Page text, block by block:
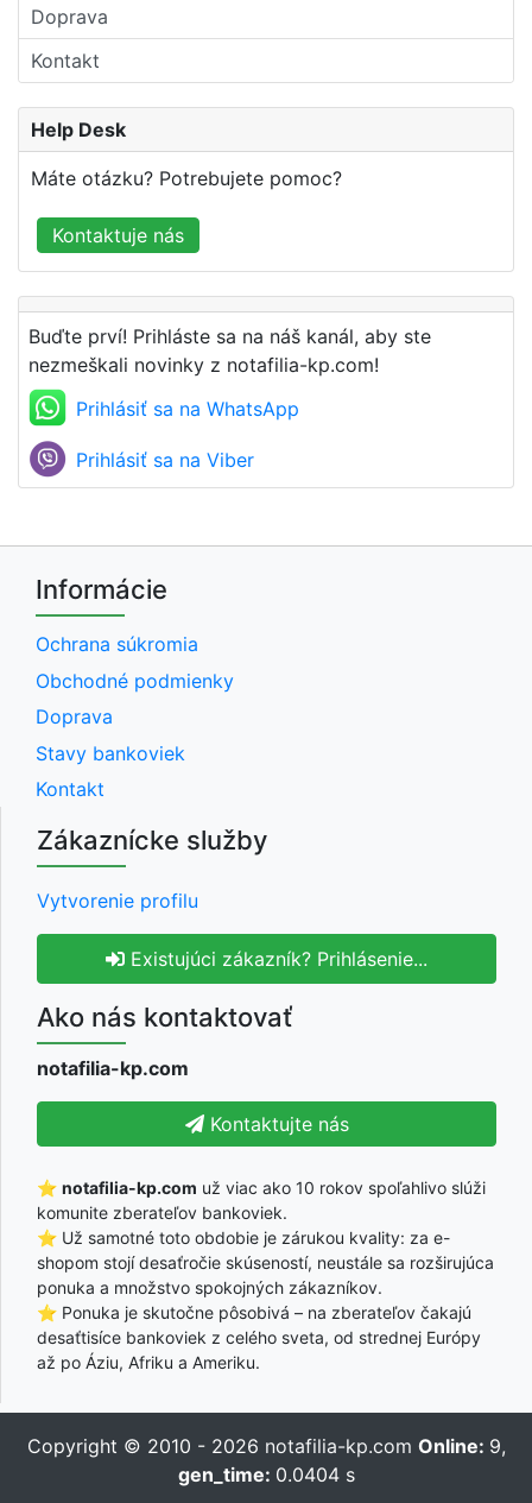
Doprava
Kontakt
Help Desk
Máte otázku? Potrebujete pomoc?
Kontaktuje nás
Buďte prví! Prihláste sa na náš kanál, aby ste
nezmeškali novinky z notafilia-kp.com!
Prihlásiť sa na WhatsApp
Prihlásiť sa na Viber
Informácie
Ochrana súkromia
Obchodné podmienky
Doprava
Stavy bankoviek
Kontakt
Zákaznícke služby
Vytvorenie profilu
Existujúci zákazník? Prihlásenie...
Ako nás kontaktovať
notafilia-kp.com
Kontaktujte nás
⭐ notafilia-kp.com už viac ako 10 rokov spoľahlivo slúži
komunite zberateľov bankoviek.
⭐ Už samotné toto obdobie je zárukou kvality: za e-
shopom stojí desaťročie skúseností, neustále sa rozširujúca
ponuka a množstvo spokojných zákazníkov.
⭐ Ponuka je skutočne pôsobivá – na zberateľov čakajú
desaťtisíce bankoviek z celého sveta, od strednej Európy
až po Áziu, Afriku a Ameriku.
Copyright © 2010 - 2026 notafilia-kp.com Online: 9,
gen_time: 0.0404 s